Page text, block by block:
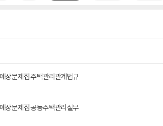
상문제집 주택관리관계법규
상문제집 공동주택관리실무